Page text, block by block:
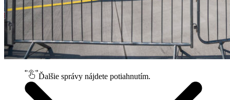
Ďalšie správy nájdete potiahnutím.